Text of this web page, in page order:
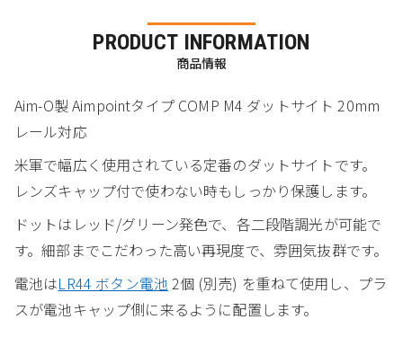
PRODUCT INFORMATION
商品情報
Aim-O製 Aimpointタイプ COMP M4 ダットサイト 20mm
レール対応
米軍で幅広く使用されている定番のダットサイトです。
レンズキャップ付で使わない時もしっかり保護します。
ドットはレッド/グリーン発色で、各二段階調光が可能で
す。細部までこだわった高い再現度で、雰囲気抜群です。
電池はLR44 ボタン電池 2個 (別売) を重ねて使用し、プラ
スが電池キャップ側に来るように配置します。